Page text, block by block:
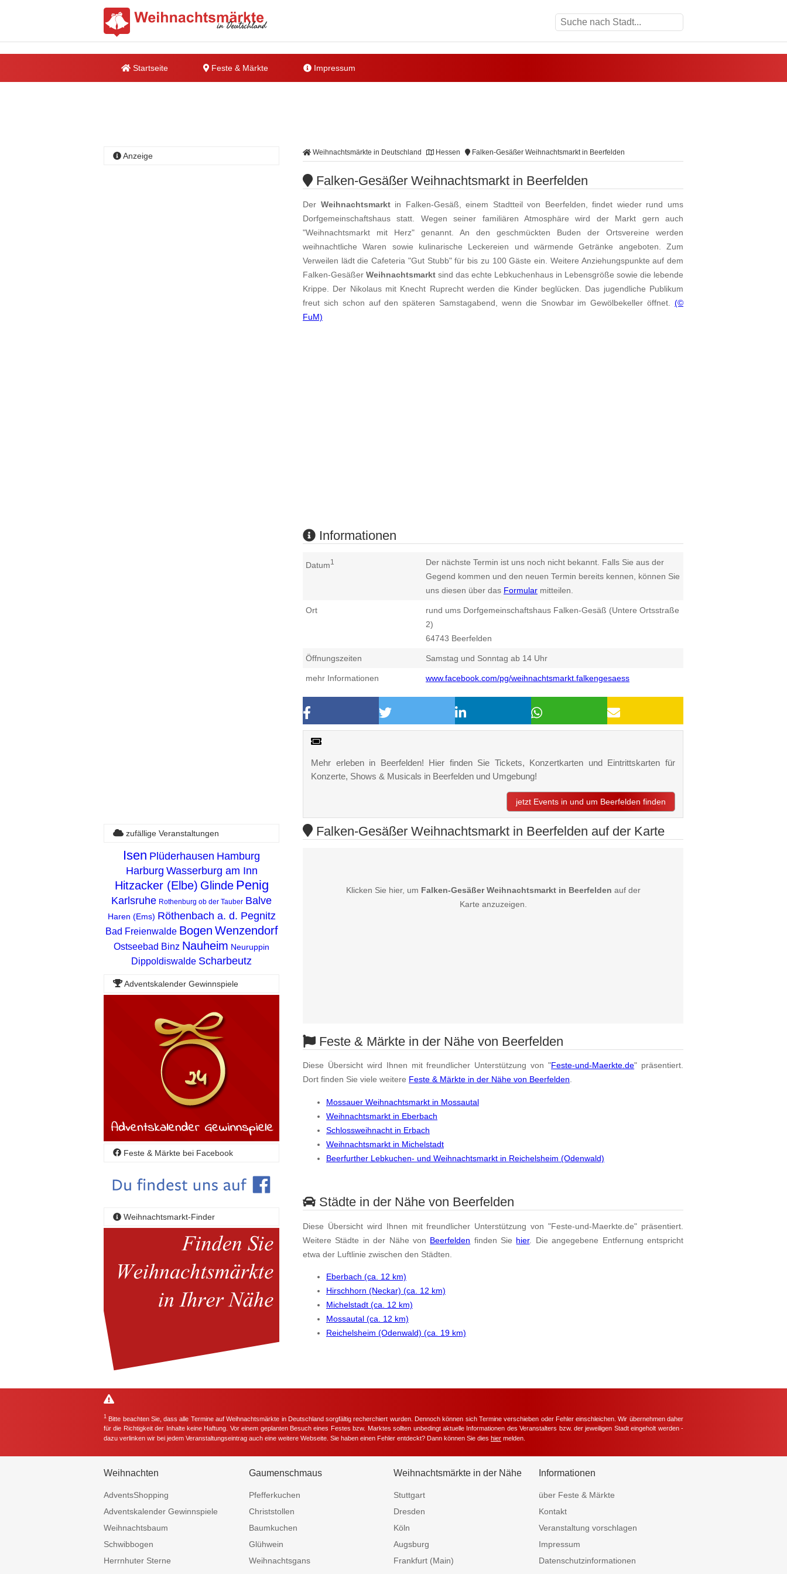
Startseite Feste & Märkte Impressum
Weihnachtsmärkte in Deutschland Hessen Falken-Gesäßer Weihnachtsmarkt in Beerfelden
Falken-Gesäßer Weihnachtsmarkt in Beerfelden
Der Weihnachtsmarktin Falken-Gesäß, einem Stadtteil von Beerfelden, findet wieder rund ums
Dorfgemeinschaftshaus statt. Wegen seiner familiären Atmosphäre wird der Markt gern auch
"Weihnachtsmarkt mit Herz" genannt. An den geschmückten Buden der Ortsvereine werden
weihnachtliche Waren sowie kulinarische Leckereien und wärmende Getränke angeboten. Zum
Verweilen lädt die Cafeteria "Gut Stubb" für bis zu 100 Gäste ein. Weitere Anziehungspunkte auf dem
Falken-Gesäßer Weihnachtsmarkt sind das echte Lebkuchenhaus in Lebensgröße sowie die lebende
Krippe. Der Nikolaus mit Knecht Ruprecht werden die Kinder beglücken. Das jugendliche Publikum
freut sich schon auf den späteren Samstagabend, wenn die Snowbar im Gewölbekeller öffnet. (©
FuM)
Informationen
Datum1
Der nächste Termin ist uns noch nicht bekannt. Falls Sie aus der
Gegend kommen und den neuen Termin bereits kennen, können Sie
uns diesen über das Formular mitteilen.
Ort
rund ums Dorfgemeinschaftshaus Falken-Gesäß (Untere Ortsstraße
2)
64743 Beerfelden
Öffnungszeiten Samstag und Sonntag ab 14 Uhr
mehr Informationen www.facebook.com/pg/weihnachtsmarkt.falkengesaess
Mehr erleben in Beerfelden! Hier finden Sie Tickets, Konzertkarten und Eintrittskarten für
Konzerte, Shows & Musicals in Beerfelden und Umgebung!
jetzt Events in und um Beerfelden finden
Anzeige
Falken-Gesäßer Weihnachtsmarkt in Beerfelden auf der Karte
Klicken Sie hier, um Falken-Gesäßer Weihnachtsmarkt in Beerfelden auf der
Karte anzuzeigen.
Feste & Märkte in der Nähe von Beerfelden
Diese Übersicht wird Ihnen mit freundlicher Unterstützung von "Feste-und-Maerkte.de" präsentiert.
Dort finden Sie viele weitere Feste & Märkte in der Nähe von Beerfelden.
Mossauer Weihnachtsmarkt in Mossautal
Weihnachtsmarkt in Eberbach
Schlossweihnacht in Erbach
Weihnachtsmarkt in Michelstadt
Beerfurther Lebkuchen- und Weihnachtsmarkt in Reichelsheim (Odenwald)
Städte in der Nähe von Beerfelden
Diese Übersicht wird Ihnen mit freundlicher Unterstützung von "Feste-und-Maerkte.de" präsentiert.
Weitere Städte in der Nähe von Beerfelden finden Sie hier. Die angegebene Entfernung entspricht
etwa der Luftlinie zwischen den Städten.
Eberbach (ca. 12 km)
Hirschhorn (Neckar) (ca. 12 km)
Michelstadt (ca. 12 km)
Mossautal (ca. 12 km)
Reichelsheim (Odenwald) (ca. 19 km)
zufällige Veranstaltungen
Isen Plüderhausen Hamburg
Harburg Wasserburg am Inn
Hitzacker (Elbe) Glinde Penig
Karlsruhe Rothenburg ob der Tauber Balve
Haren (Ems) Röthenbach a. d. Pegnitz
Bad Freienwalde Bogen Wenzendorf
Ostseebad Binz Nauheim Neuruppin
Dippoldiswalde Scharbeutz
Adventskalender Gewinnspiele
Feste & Märkte bei Facebook
Weihnachtsmarkt-Finder
1 Bitte beachten Sie, dass alle Termine auf Weihnachtsmärkte in Deutschland sorgfältig recherchiert wurden. Dennoch können sich Termine verschieben oder Fehler einschleichen. Wir übernehmen daher
für die Richtigkeit der Inhalte keine Haftung. Vor einem geplanten Besuch eines Festes bzw. Marktes sollten unbedingt aktuelle Informationen des Veranstalters bzw. der jeweiligen Stadt eingeholt werden -
dazu verlinken wir bei jedem Veranstaltungseintrag auch eine weitere Webseite. Sie haben einen Fehler entdeckt? Dann können Sie dies hier melden.
Weihnachten
AdventsShopping
Adventskalender Gewinnspiele
Weihnachtsbaum
Schwibbogen
Herrnhuter Sterne
Gaumenschmaus
Pfefferkuchen
Christstollen
Baumkuchen
Glühwein
Weihnachtsgans
Weihnachtsmärkte in der Nähe
Stuttgart
Dresden
Köln
Augsburg
Frankfurt (Main)
Informationen
über Feste & Märkte
Kontakt
Veranstaltung vorschlagen
Impressum
Datenschutzinformationen